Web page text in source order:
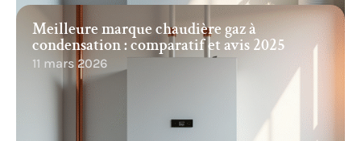
Meilleure marque chaudière gaz à
condensation : comparatif et avis 2025
11 mars 2026